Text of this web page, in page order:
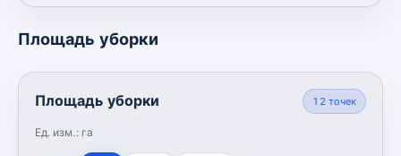
Площадь уборки
Площадь уборки
Ед. изм.: га
12 точек